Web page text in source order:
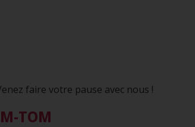
faire votre pause avec nous !
TOM